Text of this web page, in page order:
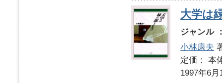
大学は
ジャンル
小林康夫
定価：
1997年6月